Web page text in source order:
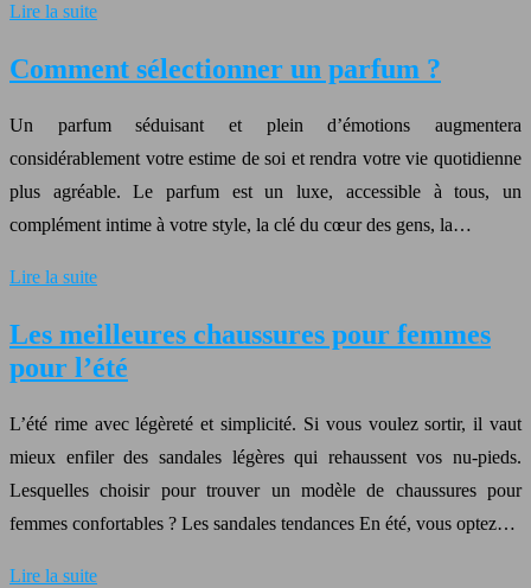
Lire la suite
Comment sélectionner un parfum ?
Un parfum séduisant et plein d’émotions augmentera
considérablement votre estime de soi et rendra votre vie quotidienne
plus agréable. Le parfum est un luxe, accessible à tous, un
complément intime à votre style, la clé du cœur des gens, la…
Lire la suite
Les meilleures chaussures pour femmes
pour l’été
L’été rime avec légèreté et simplicité. Si vous voulez sortir, il vaut
mieux enfiler des sandales légères qui rehaussent vos nu-pieds.
Lesquelles choisir pour trouver un modèle de chaussures pour
femmes confortables ? Les sandales tendances En été, vous optez…
Lire la suite